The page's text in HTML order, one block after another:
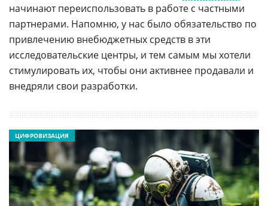
начинают переиспользовать в работе с частными
партнерами. Напомню, у нас было обязательство по
привлечению внебюджетных средств в эти
исследовательские центры, и тем самым мы хотели
стимулировать их, чтобы они активнее продавали и
внедряли свои разработки.
ЦИФРОВИЗАЦИЯ